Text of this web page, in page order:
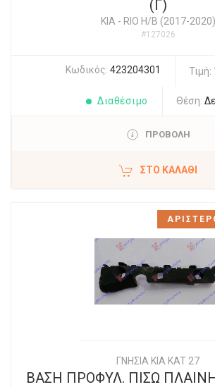
(Γ)
KIA - RIO Η/Β (2017-2020)
#127026
Κωδικός: 423204301 Τιμή:
Διαθέσιμο Θέση:
ΠΡΟΒΟΛΗ
ΣΤΟ ΚΑΛΆΘΙ
ΓΝΗΣΙΑ KIA KAT 27
ΒΑΣΗ ΠΡΟΦΥΛ. ΠΙΣΩ